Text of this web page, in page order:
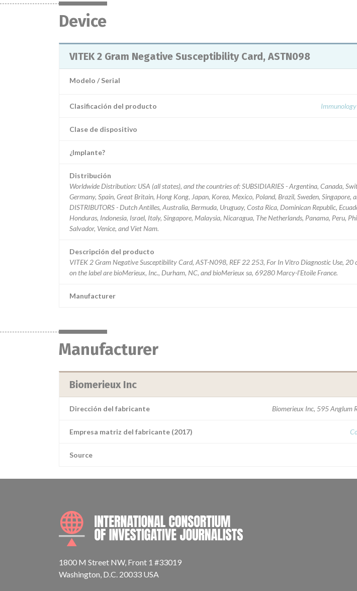
Device
VITEK 2 Gram Negative Susceptibility Card, ASTN098
Modelo / Serial
Clasificación del producto
Clase de dispositivo
¿Implante?
Distribución
Worldwide Distribution: USA (all states), and the countries of: SUBSIDIARIES - Argentina, Canada,
Germany, Spain, Great Britain, Hong Kong, Japan, Korea, Mexico, Poland, Brazil, Sweden, Singapore,
DISTRIBUTORS - Dutch Antilles, Australia, Bermuda, Uruguay, Costa Rica, Dominican Republic,
Honduras, Indonesia, Israel, Italy, Singapore, Malaysia, Nicaragua, The Netherlands, Panama, Peru,
Salvador, Venice, and Viet Nam.
Descripción del producto
VITEK 2 Gram Negative Susceptibility Card, AST-N098, REF 22 253, For In Vitro Diagnostic Use, 20
on the label are bioMerieux, Inc., Durham, NC, and bioMerieux sa, 69280 Marcy-l'Etoile France.
Manufacturer
Manufacturer
Biomerieux Inc
Dirección del fabricante Biomerieux Inc, 595 Anglum
Empresa matriz del fabricante (2017)
Source
INTERNATIONAL
1800 M Street NW, Front 1 #33019
Washington, D.C. 20033 USA